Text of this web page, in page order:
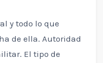
y todo lo que
de ella. Autoridad
El tipo de